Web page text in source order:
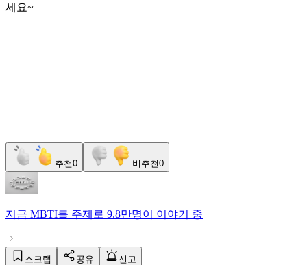
세요~
추천0 비추천0
지금 MBTI를 주제로 9.8만명이 이야기 중
스크랩 공유
신고